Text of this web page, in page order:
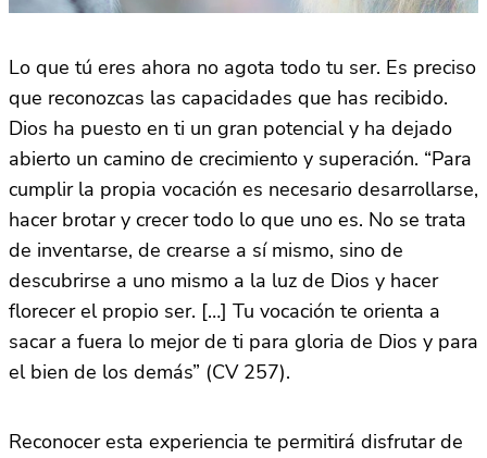
Lo que tú eres ahora no agota todo tu ser. Es preciso
que reconozcas las capacidades que has recibido.
Dios ha puesto en ti un gran potencial y ha dejado
abierto un camino de crecimiento y superación. “Para
cumplir la propia vocación es necesario desarrollarse,
hacer brotar y crecer todo lo que uno es. No se trata
de inventarse, de crearse a sí mismo, sino de
descubrirse a uno mismo a la luz de Dios y hacer
florecer el propio ser. […] Tu vocación te orienta a
sacar a fuera lo mejor de ti para gloria de Dios y para
el bien de los demás” (CV 257).
Reconocer esta experiencia te permitirá disfrutar de